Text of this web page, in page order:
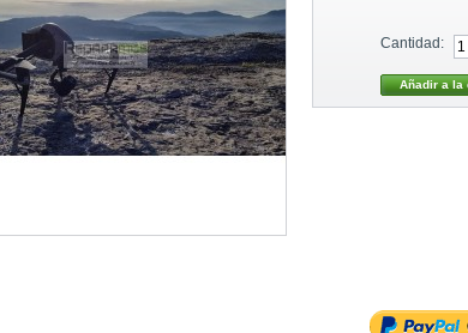
Cantidad: